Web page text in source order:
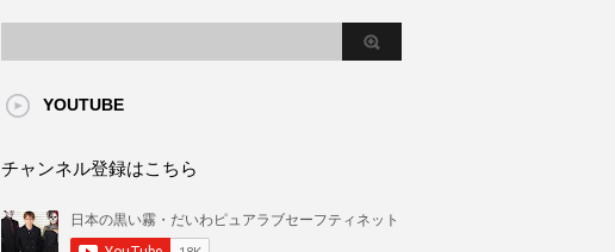
YOUTUBE
チャンネル登録はこちら